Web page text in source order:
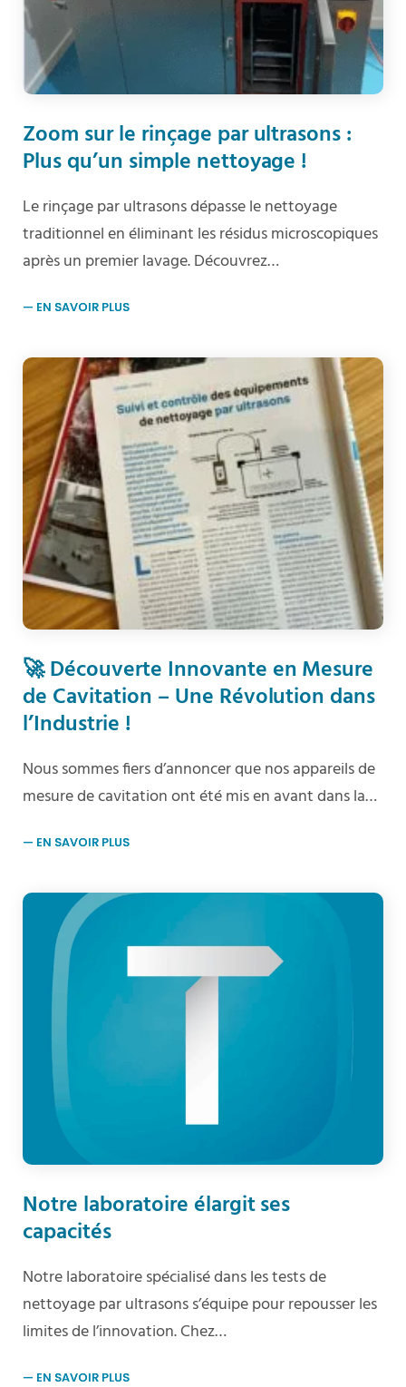
Zoom sur le rinçage par ultrasons :
Plus qu’un simple nettoyage !
Le rinçage par ultrasons dépasse le nettoyage
traditionnel en éliminant les résidus microscopiques
après un premier lavage. Découvrez…
🚀 Découverte Innovante en Mesure
de Cavitation – Une Révolution dans
l’Industrie !
Nous sommes fiers d’annoncer que nos appareils de
mesure de cavitation ont été mis en avant dans la…
Notre laboratoire élargit ses
capacités
Notre laboratoire spécialisé dans les tests de
nettoyage par ultrasons s’équipe pour repousser les
limites de l’innovation. Chez…